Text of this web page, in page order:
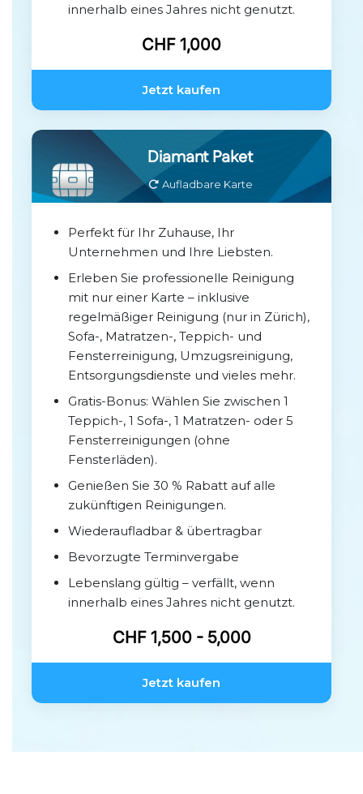
innerhalb eines Jahres nicht genutzt.
CHF 1,000
Jetzt kaufen
Diamant Paket
Aufladbare Karte
Perfekt für Ihr Zuhause, Ihr
Unternehmen und Ihre Liebsten.
Erleben Sie professionelle Reinigung
mit nur einer Karte – inklusive
regelmäßiger Reinigung (nur in Zürich),
Sofa-, Matratzen-, Teppich- und
Fensterreinigung, Umzugsreinigung,
Entsorgungsdienste und vieles mehr.
Gratis-Bonus: Wählen Sie zwischen 1
Teppich-, 1 Sofa-, 1 Matratzen- oder 5
Fensterreinigungen (ohne
Fensterläden).
Genießen Sie 30 % Rabatt auf alle
zukünftigen Reinigungen.
Wiederaufladbar & übertragbar
Bevorzugte Terminvergabe
Lebenslang gültig – verfällt, wenn
innerhalb eines Jahres nicht genutzt.
CHF 1,500 - 5,000
Jetzt kaufen